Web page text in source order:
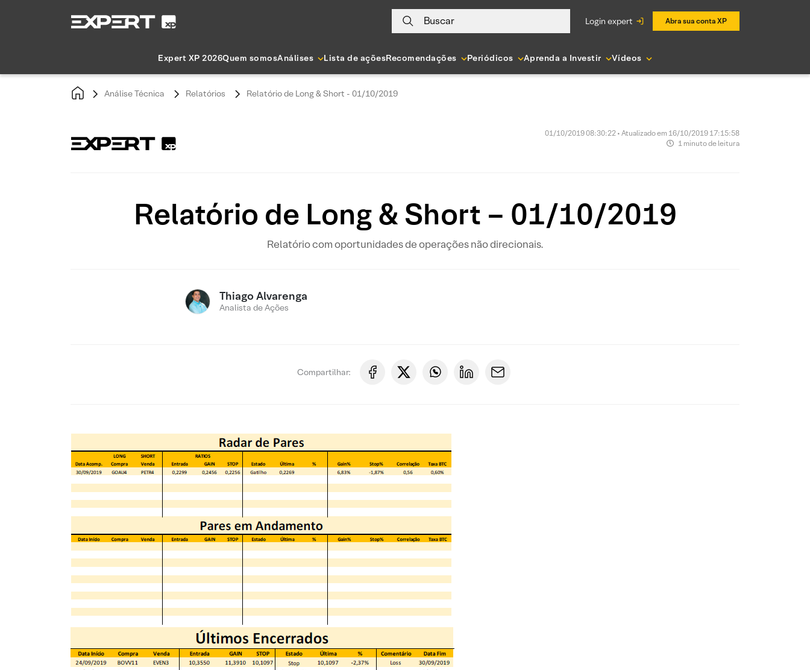
Buscar login expert Abra sua conta XP
Expert XP 2026Quem somosAnálises Lista de açõesRecomendações Periódicos Aprenda a Investir Vídeos
Análise Técnica Relatórios Relatório de Long & Short - 01/10/2019
01/10/2019 08:30:22 • Atualizado em 16/10/2019 17:15:58
1 minuto de leitura
Relatório de Long & Short – 01/10/2019
Relatório com oportunidades de operações não direcionais.
Thiago Alvarenga
Analista de Ações
Compartilhar: